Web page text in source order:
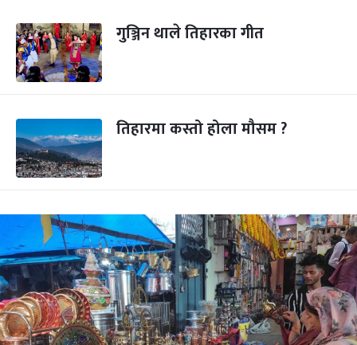
गुञ्जिन थाले तिहारका गीत
तिहारमा कस्तो होला मौसम ?